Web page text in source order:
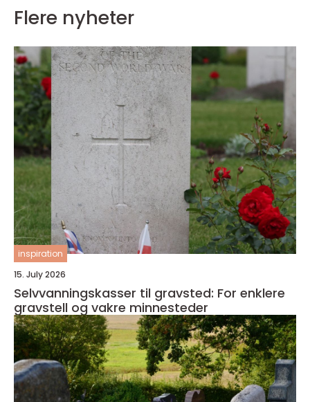
Flere nyheter
inspiration
15. July 2026
Selvvanningskasser til gravsted: For enklere
gravstell og vakre minnesteder